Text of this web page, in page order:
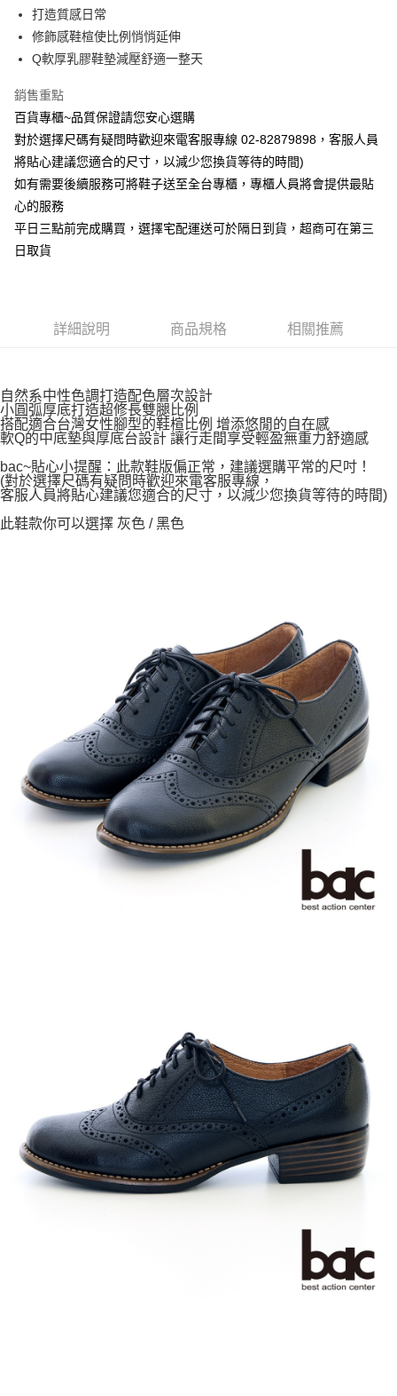
宅配
每筆NT$90，滿NT$1,000(含以上)免運費
打造質感日常
修飾感鞋楦使比例悄悄延伸
Q軟厚乳膠鞋墊減壓舒適一整天
銷售重點
百貨專櫃~品質保證請您安心選購
對於選擇尺碼有疑問時歡迎來電客服專線 02-82879898，客服人員
將貼心建議您適合的尺寸，以減少您換貨等待的時間)
如有需要後續服務可將鞋子送至全台專櫃，專櫃人員將會提供最貼
心的服務
平日三點前完成購買，選擇宅配運送可於隔日到貨，超商可在第三
日取貨
詳細說明 商品規格 相關推薦
自然系中性色調打造配色層次設計
小圓弧厚底打造超修長雙腿比例
搭配適合台灣女性腳型的鞋楦比例 增添悠閒的自在感
軟Q的中底墊與厚底台設計 讓行走間享受輕盈無重力舒適感
bac~貼心小提醒：此款鞋版偏正常，建議選購平常的尺吋！
(對於選擇尺碼有疑問時歡迎來電客服專線，
客服人員將貼心建議您適合的尺寸，以減少您換貨等待的時間)
此鞋款你可以選擇 灰色 / 黑色